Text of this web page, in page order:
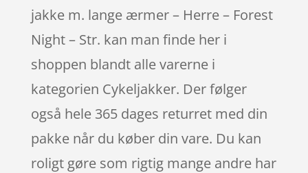
jakke m. lange ærmer – Herre – Forest
Night – Str. kan man finde her i
shoppen blandt alle varerne i
kategorien Cykeljakker. Der følger
også hele 365 dages returret med din
pakke når du køber din vare. Du kan
roligt gøre som rigtig mange andre har